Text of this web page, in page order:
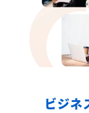
ビジネ